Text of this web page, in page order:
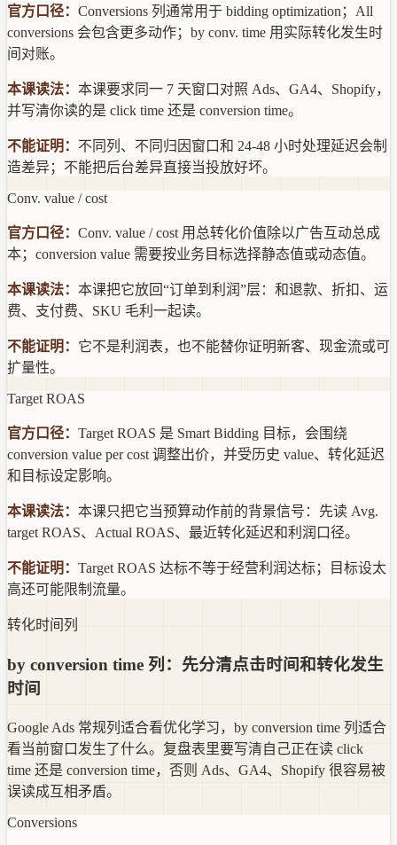
官方口径： Conversions 列通常用于 bidding optimization；All
conversions 会包含更多动作；by conv. time 用实际转化发生时
间对账。
本课读法： 本课要求同一 7 天窗口对照 Ads、GA4、Shopify，
并写清你读的是 click time 还是 conversion time。
不能证明： 不同列、不同归因窗口和 24-48 小时处理延迟会制
造差异；不能把后台差异直接当投放好坏。
Conv. value / cost
官方口径： Conv. value / cost 用总转化价值除以广告互动总成
本；conversion value 需要按业务目标选择静态值或动态值。
本课读法： 本课把它放回“订单到利润”层：和退款、折扣、运
费、支付费、SKU 毛利一起读。
不能证明： 它不是利润表，也不能替你证明新客、现金流或可
扩量性。
Target ROAS
官方口径： Target ROAS 是 Smart Bidding 目标，会围绕
conversion value per cost 调整出价，并受历史 value、转化延迟
和目标设定影响。
本课读法： 本课只把它当预算动作前的背景信号：先读 Avg.
target ROAS、Actual ROAS、最近转化延迟和利润口径。
不能证明： Target ROAS 达标不等于经营利润达标；目标设太
高还可能限制流量。
转化时间列
by conversion time 列：先分清点击时间和转化发生
时间
Google Ads 常规列适合看优化学习，by conversion time 列适合
看当前窗口发生了什么。复盘表里要写清自己正在读 click
time 还是 conversion time，否则 Ads、GA4、Shopify 很容易被
误读成互相矛盾。
Conversions